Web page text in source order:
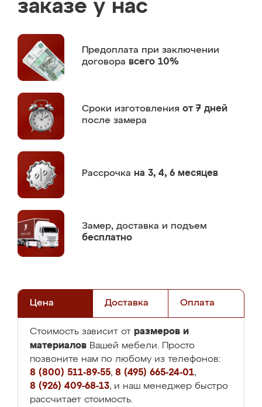
заказе у нас
Предоплата при заключении
договора всего 10%
Сроки изготовления от 7 дней
после замера
Рассрочка на 3, 4, 6 месяцев
Замер, доставка и подъем
бесплатно
Цена Доставка Оплата
Стоимость зависит от размеров и
материалов Вашей мебели. Просто
позвоните нам по любому из телефонов:
8 (800) 511-89-55, 8 (495) 665-24-01,
8 (926) 409-68-13, и наш менеджер быстро
рассчитает стоимость.